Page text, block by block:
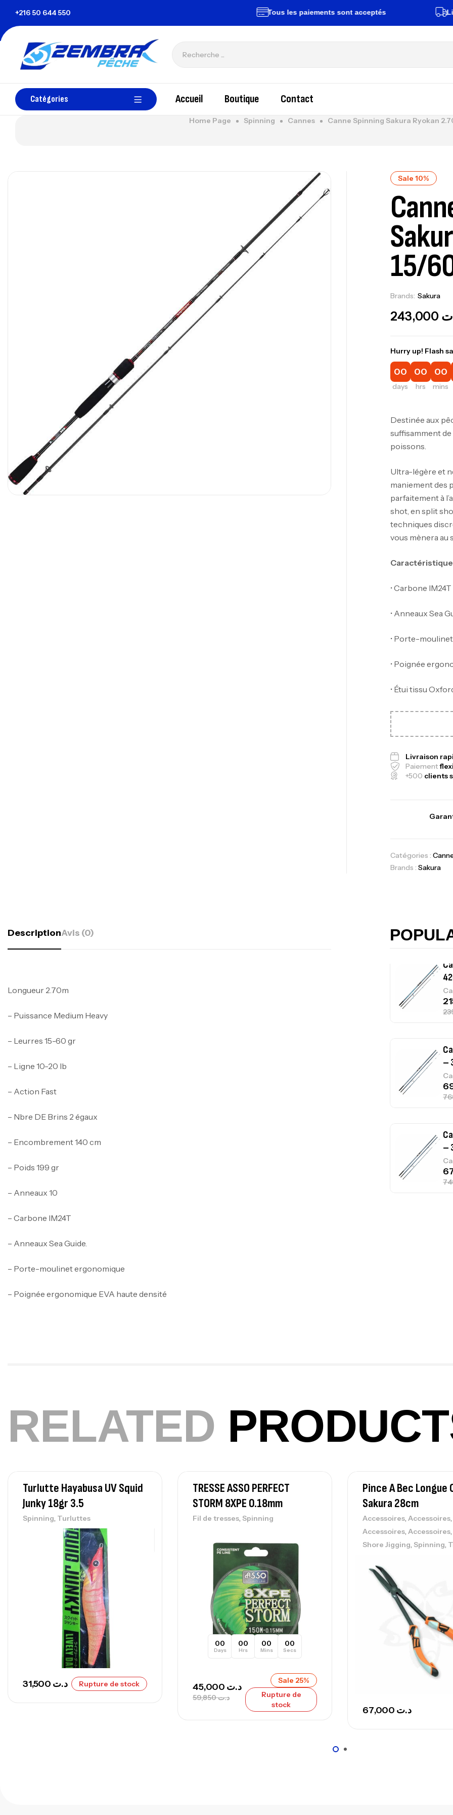
+216 50 644 550 Tous les paiements sont acceptés
Catégories Accueil Boutique Contact
Home Page Spinning Cannes Canne Spinning Sakura Ryokan
Sale 10%
15/
Brands: Sakura
243,000
Hurry up! Flash
00
days
00
hrs
00
mins
Destinée aux
suffisamment
poissons.
Ultra-légère et
maniement des
parfaitement à
shot, en split
techniques
vous mènera au
• Carbone IM24T
• Anneaux Sea
• Porte-
• Poignée
• Étui tissu
Livraison
Paiement
+500 clients
Catégories :
Brands : Sakura
DescriptionAvis (0)
Longueur 2.70m
– Puissance Medium Heavy
– Leurres 15-60 gr
– Ligne 10-20 lb
– Action Fast
– Nbre DE Brins 2 égaux
– Encombrement 140 cm
– Poids 199 gr
– Anneaux 10
– Carbone IM24T
– Anneaux Sea Guide.
– Porte-moulinet ergonomique
– Poignée ergonomique EVA haute densité
–
–
RELATED
Turlutte Hayabusa UV Squid
Junky 18gr 3.5
Spinning, Turluttes
د.ت Rupture de stock
TRESSE ASSO PERFECT
STORM 8XPE 0.18mm
Fil de tresses, Spinning
00
Days
00
Hrs
00
Mins
00
Secs
د.ت59,850
د.ت
Sale 25%
Rupture de
stock
Pince A Bec Longue
Sakura 28cm
Accessoires, Accessoires,
Accessoires, Accessoires,
Shore Jigging, Spinning,
د.ت